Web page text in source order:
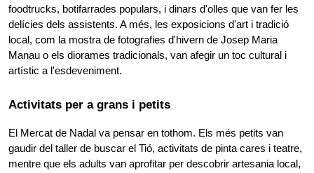
foodtrucks, botifarrades populars, i dinars d'olles que van fer les
delícies dels assistents. A més, les exposicions d'art i tradició
local, com la mostra de fotografies d'hivern de Josep Maria
Manau o els diorames tradicionals, van afegir un toc cultural i
artístic a l'esdeveniment.
Activitats per a grans i petits
El Mercat de Nadal va pensar en tothom. Els més petits van
gaudir del taller de buscar el Tió, activitats de pinta cares i teatre,
mentre que els adults van aprofitar per descobrir artesania local,